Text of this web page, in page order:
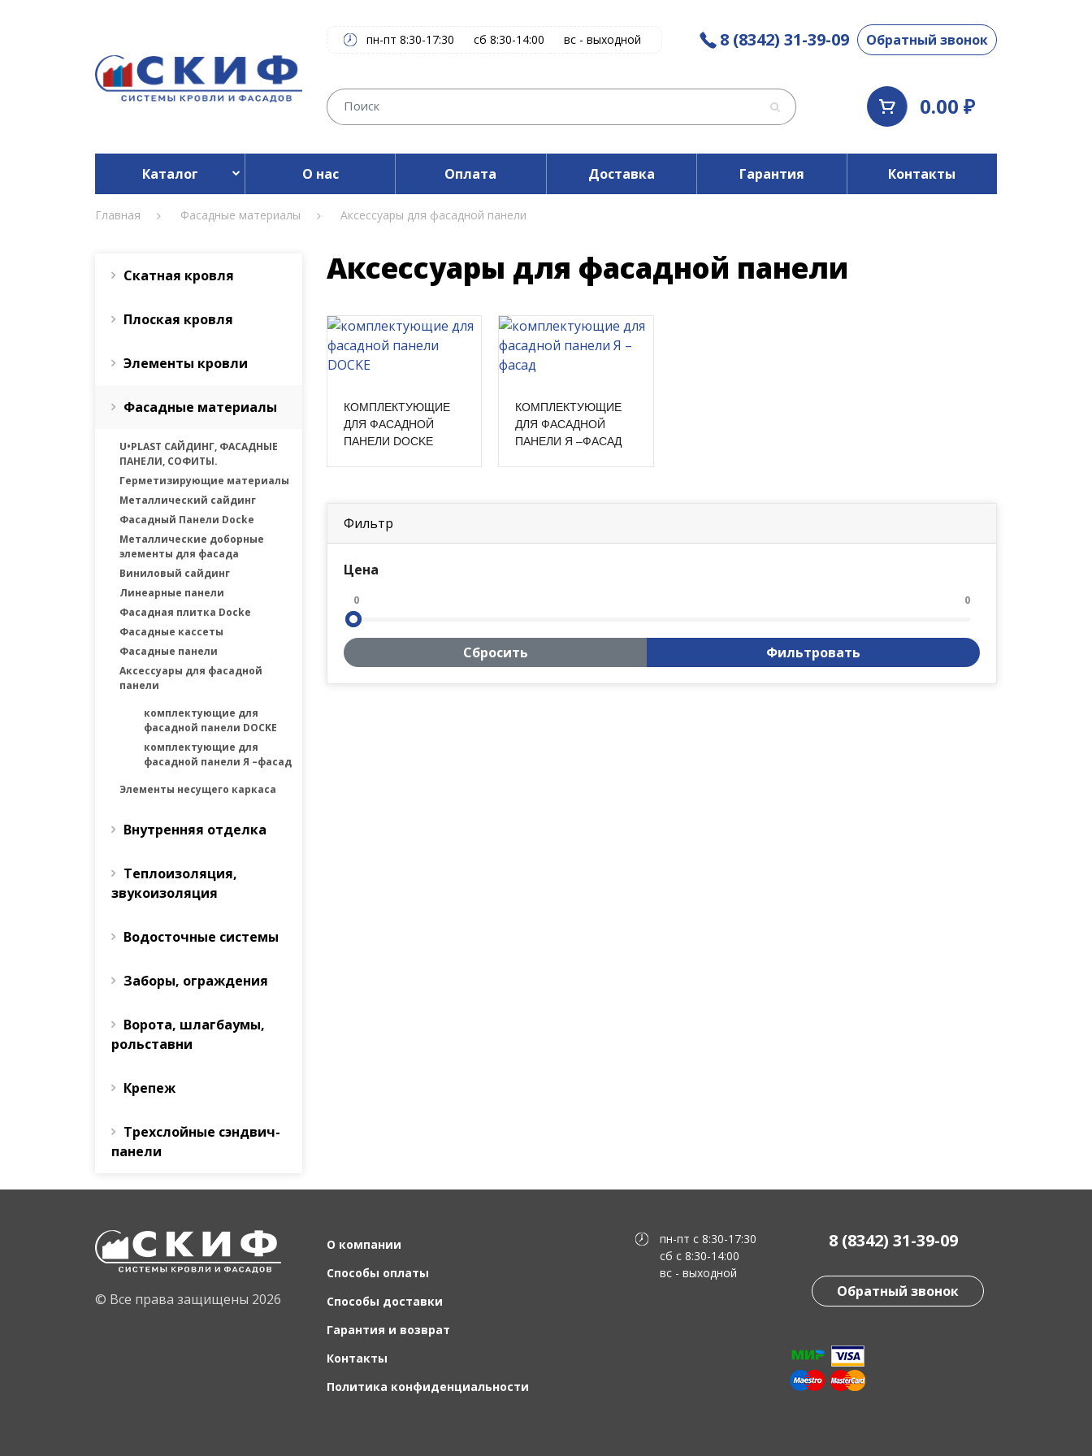
пн-пт 8:30-17:30 сб 8:30-14:00 вс - выходной 8 (8342) 31-39-09 Обратный звонок
0.00 ₽
Каталог О нас Оплата Доставка Гарантия Контакты
Главная Фасадные материалы Аксессуары для фасадной панели
Скатная кровля
Плоская кровля
Элементы кровли
Фасадные материалы
U•PLAST САЙДИНГ, ФАСАДНЫЕ
ПАНЕЛИ, СОФИТЫ.
Герметизирующие материалы
Металлический сайдинг
Фасадный Панели Docke
Металлические доборные
элементы для фасада
Виниловый сайдинг
Линеарные панели
Фасадная плитка Docke
Фасадные каcсеты
Фасадные панели
Аксессуары для фасадной
панели
комплектующие для
фасадной панели DOCKE
комплектующие для
фасадной панели Я –фасад
Элементы несущего каркаса
Внутренняя отделка
Теплоизоляция,
звукоизоляция
Водосточные системы
Заборы, ограждения
Ворота, шлагбаумы,
рольставни
Крепеж
Трехслойные сэндвич-
панели
Аксессуары для фасадной панели
КОМПЛЕКТУЮЩИЕ
ДЛЯ ФАСАДНОЙ
ПАНЕЛИ DOCKE
КОМПЛЕКТУЮЩИЕ
ДЛЯ ФАСАДНОЙ
ПАНЕЛИ Я –ФАСАД
Фильтр
Цена
0 0
Сбросить Фильтровать
© Все права защищены 2026
О компании
Способы оплаты
Способы доставки
Гарантия и возврат
Контакты
Политика конфиденциальности
пн-пт с 8:30-17:30
сб с 8:30-14:00
вс - выходной
8 (8342) 31-39-09
Обратный звонок